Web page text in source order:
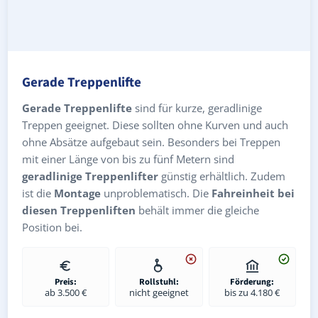
Gerade Treppenlifte
Gerade Treppenlifte sind für kurze, geradlinige
Treppen geeignet. Diese sollten ohne Kurven und auch
ohne Absätze aufgebaut sein. Besonders bei Treppen
mit einer Länge von bis zu fünf Metern sind
geradlinige Treppenlifter günstig erhältlich. Zudem
ist die Montage unproblematisch. Die Fahreinheit bei
diesen Treppenliften behält immer die gleiche
Position bei.
Preis:
ab 3.500 €
Rollstuhl:
nicht geeignet
Förderung:
bis zu 4.180 €